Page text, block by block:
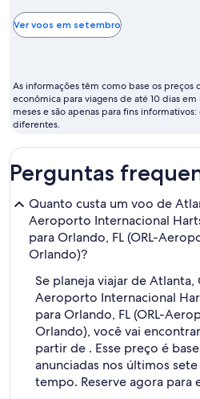
o
mês
barato
para
voar
Ver voos em setembro
As informações têm como base os preços
econômica para viagens de até 10 dias em
meses e são apenas para fins
diferentes.
Perguntas
Quanto custa um voo de
Aeroporto Internacional
para Orlando, FL (ORL-
Orlando)?
Se planeja viajar de Atlanta,
Aeroporto Internacional
para Orlando, FL (ORL-
Orlando), você vai
partir de . Esse preço é
anunciadas nos últimos
tempo. Reserve agora para